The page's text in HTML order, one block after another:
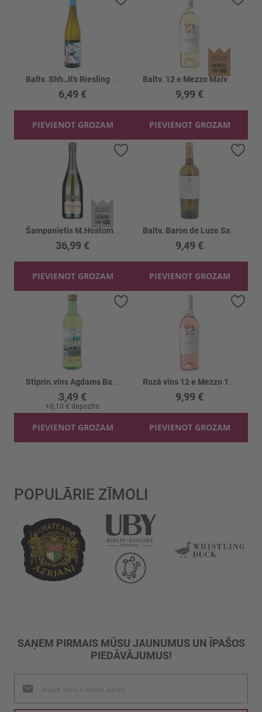
6,49 €
PIEVIENOT GROZAM
Baltv. 12 e Mezzo Malvasia sel Salento 12.5%
9,99 €
PIEVIENOT GROZAM
36,99 €
PIEVIENOT GROZAM
9,49 €
PIEVIENOT GROZAM
3,49 €
+0,10 € depozīts
PIEVIENOT GROZAM
9,99 €
PIEVIENOT GROZAM
POPULĀRIE ZĪMOLI
SAŅEM PIRMAIS MŪSU JAUNUMUS UN ĪPAŠOS
PIEDĀVĀJUMUS!
jaunumu
saņemšanai: